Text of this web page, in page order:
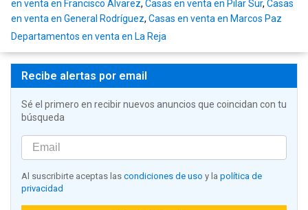
en venta en Francisco Álvarez, Casas en venta en Pilar Sur, Casas
en venta en General Rodríguez, Casas en venta en Marcos Paz
Departamentos en venta en La Reja
Recibe alertas por email
Sé el primero en recibir nuevos anuncios que coincidan con tu
búsqueda
Al suscribirte aceptas las condiciones de uso y la política de
privacidad